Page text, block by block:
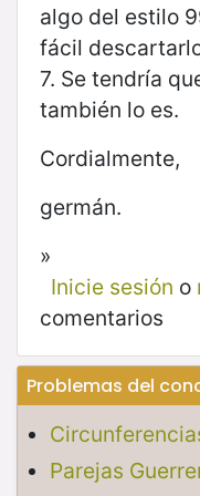
algo del estilo
fácil
7. Se tendría
también lo es.
Cordialmente,
germán.
»
Inicie sesión o
comentarios
Problemas del
Parejas